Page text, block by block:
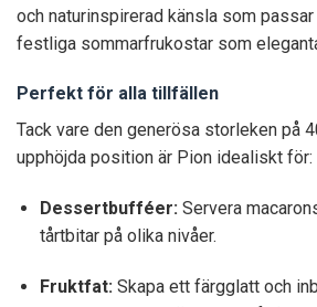
och naturinspirerad känsla som
festliga sommarfrukostar som
Perfekt för alla tillfällen
Tack vare den generösa storleken på
upphöjda position är Pion idealiskt för:
Dessertbufféer:Servera
tårtbitar på olika nivåer.
Fruktfat:Skapa ett färgglatt och